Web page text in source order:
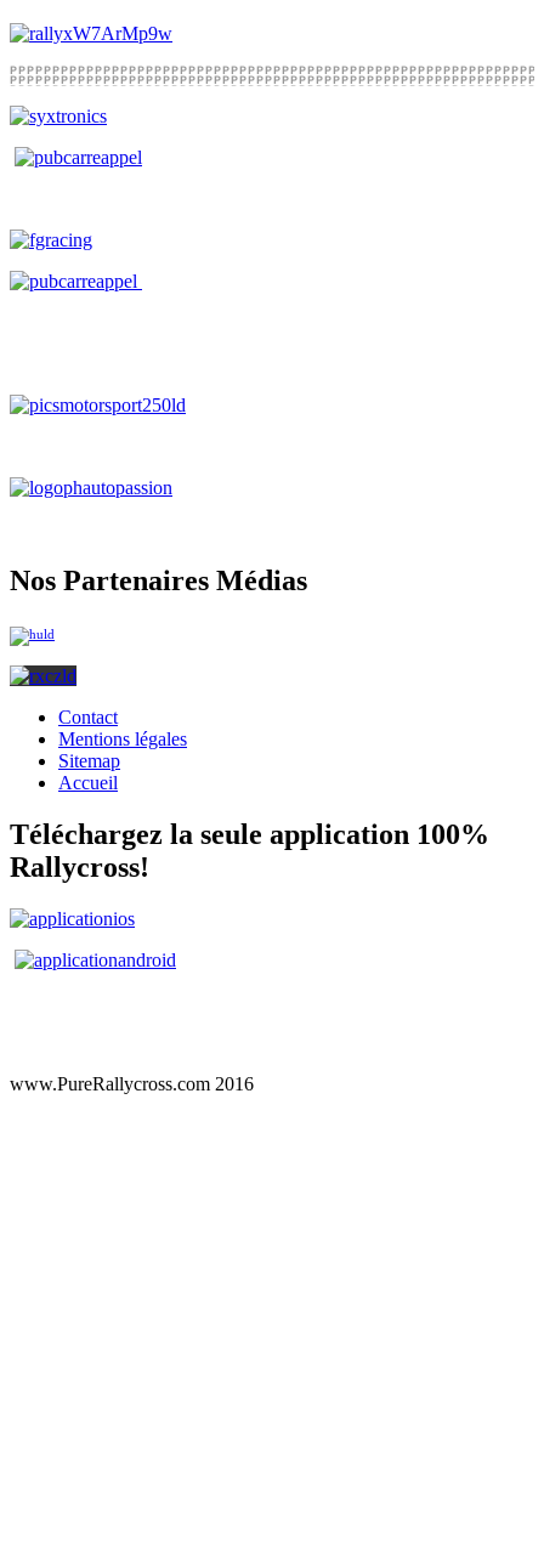
Nos Partenaires Médias
Contact
Mentions légales
Sitemap
Accueil
Téléchargez la seule application 100%
Rallycross!
www.PureRallycross.com 2016